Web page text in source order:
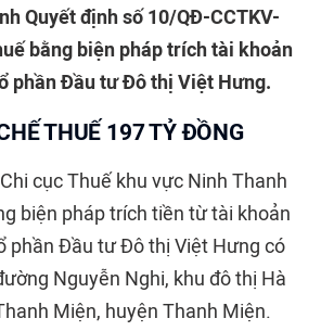
Quyết định số10/QĐ-CCTKV-
bằng biện pháp trích tài khoản
phầnĐầu tưĐô thị Việt Hưng.
THUẾ 197 TỶ ĐỒNG
cục Thuế khu vực Ninh Thanh
biện pháp trích tiền từ tài khoản
phần Đầu tư Đô thị Việt Hưng có
Nguyễn Nghi, khu đô thị Hà
Miện, huyện Thanh Miện.